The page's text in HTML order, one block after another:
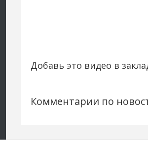
Добавь это видео в
Комментарии по